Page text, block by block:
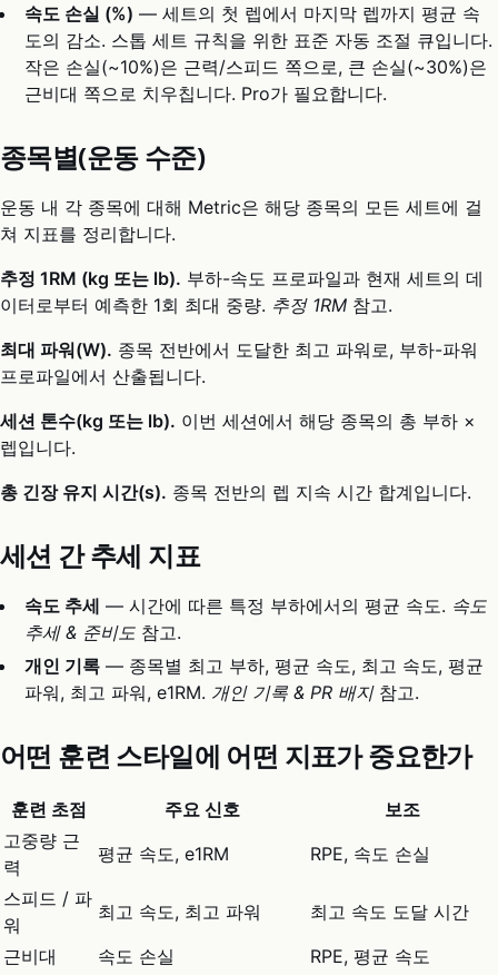
속도 손실 (%) — 세트의 첫 렙에서 마지막 렙까지 평균 속
도의 감소. 스톱 세트 규칙을 위한 표준 자동 조절 큐입니다.
작은 손실(~10%)은 근력/스피드 쪽으로, 큰 손실(~30%)은
근비대 쪽으로 치우칩니다. Pro가 필요합니다.
종목별(운동 수준)
운동 내 각 종목에 대해 Metric은 해당 종목의 모든 세트에 걸
쳐 지표를 정리합니다.
추정 1RM (kg 또는 lb). 부하-속도 프로파일과 현재 세트의 데
이터로부터 예측한 1회 최대 중량. 추정 1RM 참고.
최대 파워(W). 종목 전반에서 도달한 최고 파워로, 부하-파워
프로파일에서 산출됩니다.
세션 톤수(kg 또는 lb). 이번 세션에서 해당 종목의 총 부하 ×
렙입니다.
총 긴장 유지 시간(s). 종목 전반의 렙 지속 시간 합계입니다.
세션 간 추세 지표
속도 추세 — 시간에 따른 특정 부하에서의 평균 속도. 속도
추세 & 준비도 참고.
개인 기록 — 종목별 최고 부하, 평균 속도, 최고 속도, 평균
파워, 최고 파워, e1RM. 개인 기록 & PR 배지참고.
어떤 훈련 스타일에 어떤 지표가 중요한가
훈련 초점 주요 신호
보조
고중량 근
력
평균 속도, e1RM
RPE, 속도 손실
스피드 / 파
워
최고 속도, 최고 파워
최고 속도 도달 시간
근비대
속도 손실
RPE, 평균 속도